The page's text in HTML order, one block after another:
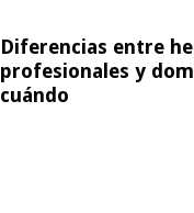
Diferencias entre
profesionales y
cuándo